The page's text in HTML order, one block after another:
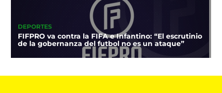
DEPORTES
FIFPRO va contra la FIFA e Infantino: “El escrutinio
de la gobernanza del futbol no es un ataque”